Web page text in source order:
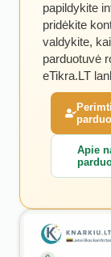
papildykite
pridėkite
valdykite,
parduotuvė
eTikra.LT
Perimti
Apie